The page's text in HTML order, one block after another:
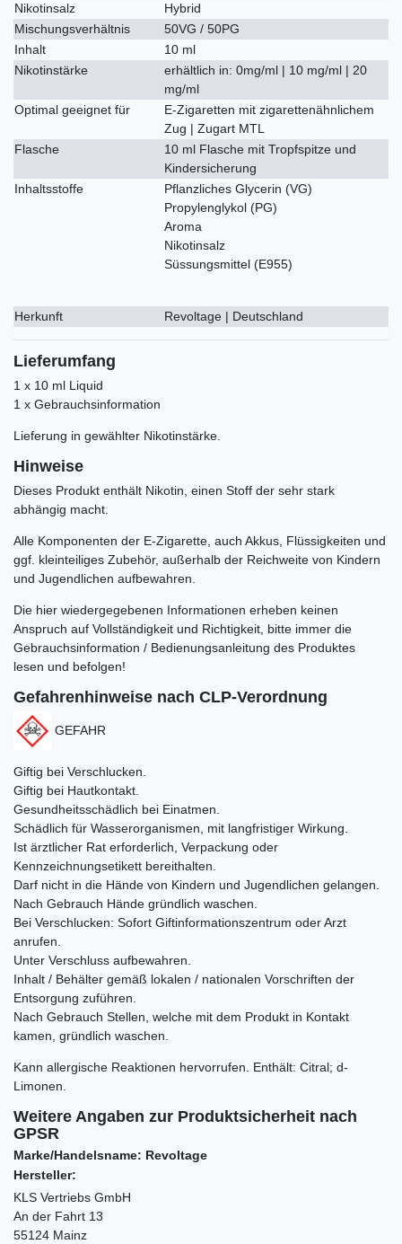
Nikotinsalz
Hybrid
Mischungsverhältnis
50VG / 50PG
Inhalt
10 ml
Nikotinstärke
erhältlich in: 0mg/ml | 10 mg/ml | 20
mg/ml
Optimal geeignet für
E-Zigaretten mit zigarettenähnlichem
Zug | Zugart MTL
Flasche
10 ml Flasche mit Tropfspitze und
Kindersicherung
Inhaltsstoffe
Pflanzliches Glycerin (VG)
Propylenglykol (PG)
Aroma
Nikotinsalz
Süssungsmittel (E955)
Herkunft Revoltage | Deutschland
Lieferumfang
1 x 10 ml Liquid
1 x Gebrauchsinformation
Lieferung in gewählter Nikotinstärke.
Hinweise
Dieses Produkt enthält Nikotin, einen Stoff der sehr stark
abhängig macht.
Alle Komponenten der E-Zigarette, auch Akkus, Flüssigkeiten und
ggf. kleinteiliges Zubehör, außerhalb der Reichweite von Kindern
und Jugendlichen aufbewahren.
Die hier wiedergegebenen Informationen erheben keinen
Anspruch auf Vollständigkeit und Richtigkeit, bitte immer die
Gebrauchsinformation / Bedienungsanleitung des Produktes
lesen und befolgen!
Gefahrenhinweise nach CLP-Verordnung
GEFAHR
Giftig bei Verschlucken.
Giftig bei Hautkontakt.
Gesundheitsschädlich bei Einatmen.
Schädlich für Wasserorganismen, mit langfristiger Wirkung.
Ist ärztlicher Rat erforderlich, Verpackung oder
Kennzeichnungsetikett bereithalten.
Darf nicht in die Hände von Kindern und Jugendlichen gelangen.
Nach Gebrauch Hände gründlich waschen.
Bei Verschlucken: Sofort Giftinformationszentrum oder Arzt
anrufen.
Unter Verschluss aufbewahren.
Inhalt / Behälter gemäß lokalen / nationalen Vorschriften der
Entsorgung zuführen.
Nach Gebrauch Stellen, welche mit dem Produkt in Kontakt
kamen, gründlich waschen.
Kann allergische Reaktionen hervorrufen. Enthält: Citral; d-
Limonen.
Weitere Angaben zur Produktsicherheit nach
GPSR
Marke/Handelsname: Revoltage
Hersteller:
KLS Vertriebs GmbH
An der Fahrt 13
55124 Mainz